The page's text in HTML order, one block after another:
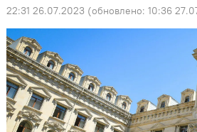
22:31 26.07.2023 (обновлено: 10:36